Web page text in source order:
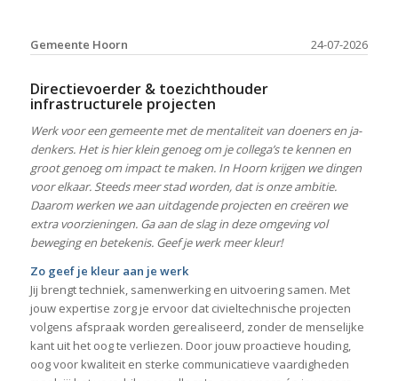
24-07-2026
Gemeente Hoorn
Directievoerder & toezichthouder
infrastructurele projecten
Werk voor een gemeente met de mentaliteit van doeners en ja-
denkers. Het is hier klein genoeg om je collega’s te kennen en
groot genoeg om impact te maken. In Hoorn krijgen we dingen
voor elkaar. Steeds meer stad worden, dat is onze ambitie.
Daarom werken we aan uitdagende projecten en creëren we
extra voorzieningen. Ga aan de slag in deze omgeving vol
beweging en betekenis. Geef je werk meer kleur!
Zo geef je kleur aan je werk
Jij brengt techniek, samenwerking en uitvoering samen. Met
jouw expertise zorg je ervoor dat civieltechnische projecten
volgens afspraak worden gerealiseerd, zonder de menselijke
kant uit het oog te verliezen. Door jouw proactieve houding,
oog voor kwaliteit en sterke communicatieve vaardigheden